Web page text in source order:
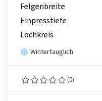
Felgenbreite
Einpresstiefe
Lochkreis
Wintertauglich
(0)